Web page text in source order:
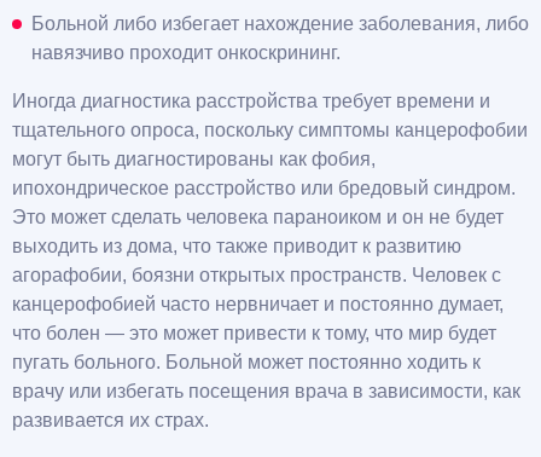
Больной либо избегает нахождение заболевания, либо
навязчиво проходит онкоскрининг.
Иногда диагностика расстройства требует времени и
тщательного опроса, поскольку симптомы канцерофобии
могут быть диагностированы как фобия,
ипохондрическое расстройство или бредовый синдром.
Это может сделать человека параноиком и он не будет
выходить из дома, что также приводит к развитию
агорафобии, боязни открытых пространств. Человек с
канцерофобией часто нервничает и постоянно думает,
что болен — это может привести к тому, что мир будет
пугать больного. Больной может постоянно ходить к
врачу или избегать посещения врача в зависимости, как
развивается их страх.